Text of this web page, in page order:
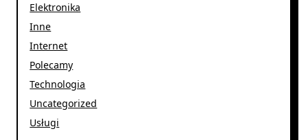
Elektronika
Inne
Internet
Polecamy
Technologia
Uncategorized
Usługi